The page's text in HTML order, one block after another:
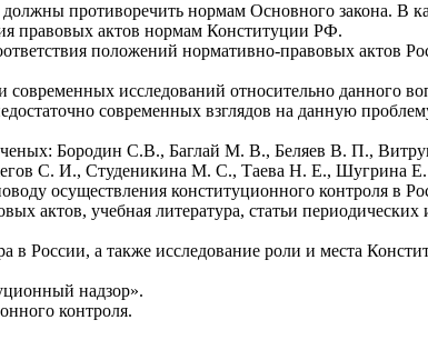
противоречить нормам Основного закона. В
правовых актов нормам Конституции РФ.
положений нормативно-правовых актов
современных исследований относительно данного
современных взглядов на данную
Бородин С.В., Баглай М. В., Беляев В. П.,
С. И., Студеникина М. С., Таева Н. Е., Шугрина Е.
осуществления конституционного контроля в
актов, учебная литература, статьи
в России, а также исследование роли и места
надзор».
контроля.